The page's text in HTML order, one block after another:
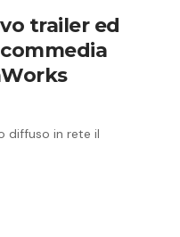
trailer ed
diffuso in rete il